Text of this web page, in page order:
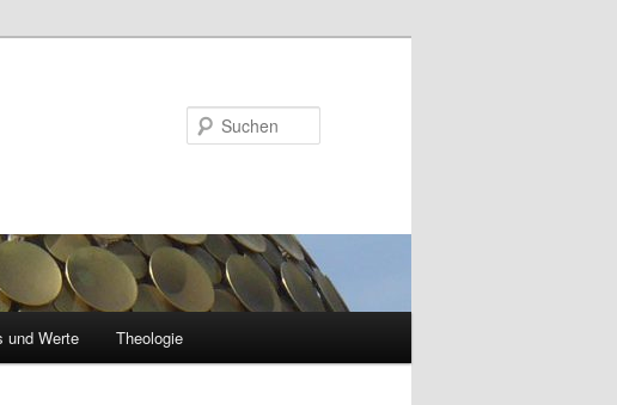
und Werte Theologie